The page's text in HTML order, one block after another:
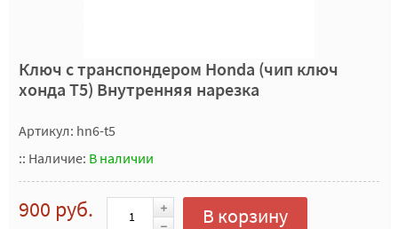
Ключ с транспондером Honda (чип ключ
хонда T5) Внутренняя нарезка
Артикул: hn6-t5
:: Наличие: В наличии
900 руб. В корзину